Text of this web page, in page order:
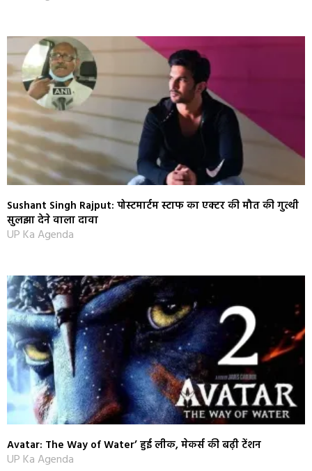
Sushant Singh Rajput: पोस्टमार्टम स्टाफ का एक्टर की मौत की गुत्थी
सुलझा देने वाला दावा
UP Ka Agenda
Avatar: The Way of Water’ हुई लीक, मेकर्स की बढ़ी टेंशन
UP Ka Agenda